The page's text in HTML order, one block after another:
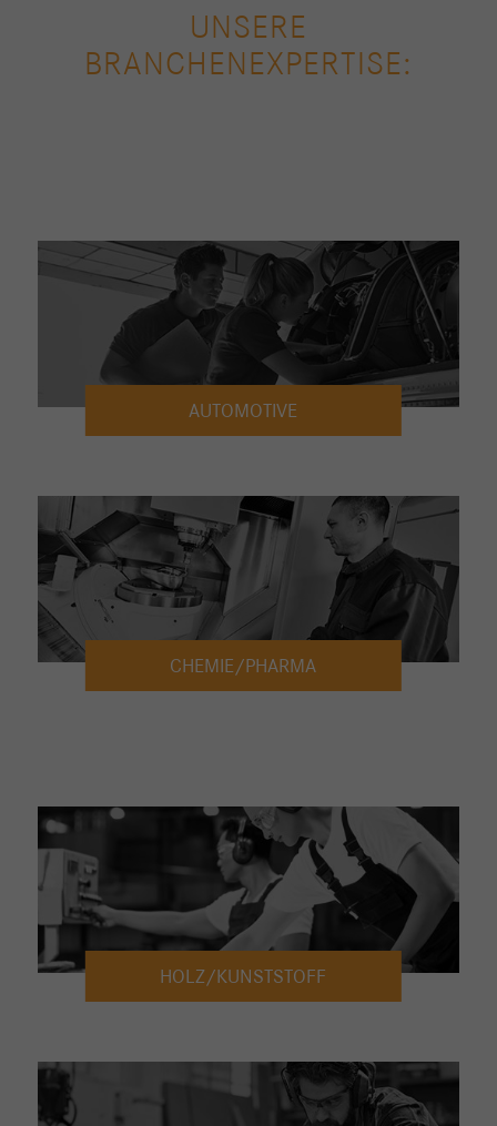
UNSERE
BRANCHENEXPERTISE:
AUTOMOTIVE
CHEMIE/PHARMA
HOLZ/KUNSTSTOFF